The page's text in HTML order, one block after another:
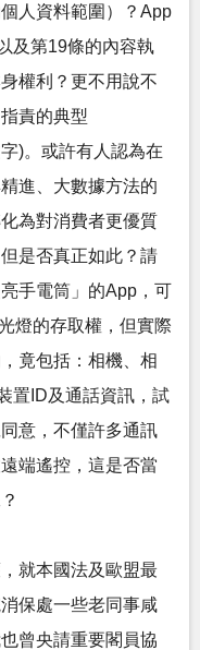
人資料範圍）？App
及第19條的內容執
權利？更不用說不
責的典型
)。或許有人認為在
進、大數據方法的
為對消費者更優質
是否真正如此？請
手電筒」的App，可
燈的存取權，但實際
竟包括：相機、相
置ID及通話資訊，試
意，不僅許多通訊
端遙控，這是否當
就本國法及歐盟最
保處一些老同事咸
曾央請重要閣員協